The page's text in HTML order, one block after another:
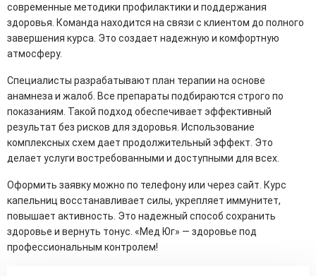
современные методики профилактики и поддержания
здоровья. Команда находится на связи с клиентом до полного
завершения курса. Это создает надежную и комфортную
атмосферу.
Специалисты разрабатывают план терапии на основе
анамнеза и жалоб. Все препараты подбираются строго по
показаниям. Такой подход обеспечивает эффективный
результат без рисков для здоровья. Использование
комплексных схем дает продолжительный эффект. Это
делает услуги востребованными и доступными для всех.
Оформить заявку можно по телефону или через сайт. Курс
капельниц восстанавливает силы, укрепляет иммунитет,
повышает активность. Это надежный способ сохранить
здоровье и вернуть тонус. «Мед Юг» — здоровье под
профессиональным контролем!